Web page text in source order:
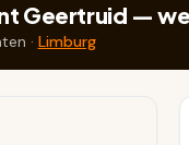
Geertruid —
· Limburg